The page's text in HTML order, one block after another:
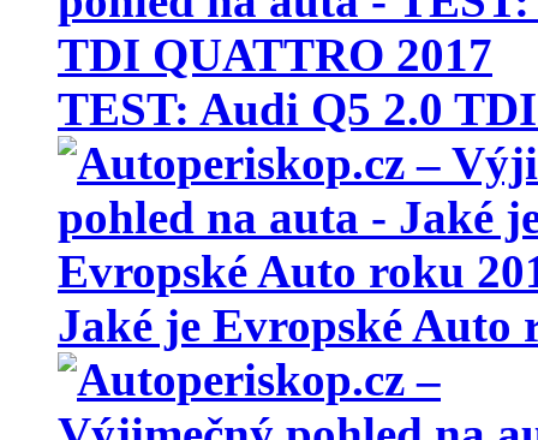
TEST: Audi Q5 2.0
Jaké je Evropské Auto